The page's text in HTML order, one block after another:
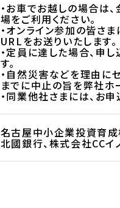
・お車でお越しの場合は
場をご利用ください。
・オンライン参加の皆さ
URLをお送りいたします。
・定員に達した場合、申
す。
・自然災害などを理由に
までに中止の旨を弊社ホ
・同業他社さまには、お
名古屋中小企業投資育
北國銀行、株式会社CCイ